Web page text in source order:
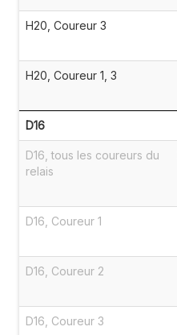
H20, Coureur 3
H20, Coureur 1, 3
D16
D16, tous les coureurs du
relais
D16, Coureur 1
D16, Coureur 2
D16, Coureur 3